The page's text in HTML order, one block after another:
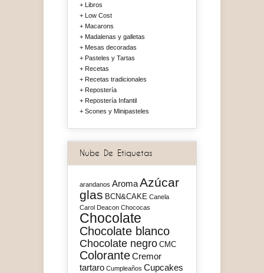
Libros
Low Cost
Macarons
Madalenas y galletas
Mesas decoradas
Pasteles y Tartas
Recetas
Recetas tradicionales
Repostería
Repostería Infantil
Scones y Minipasteles
Nube De Etiquetas
arandanos AromaAzúcar
glas BCN&CAKE Canela
Carol Deacon Chococas
Chocolate
Chocolate blanco
Chocolate negro CMC
ColoranteCremor
tartaro Cumpleaños Cupcakes